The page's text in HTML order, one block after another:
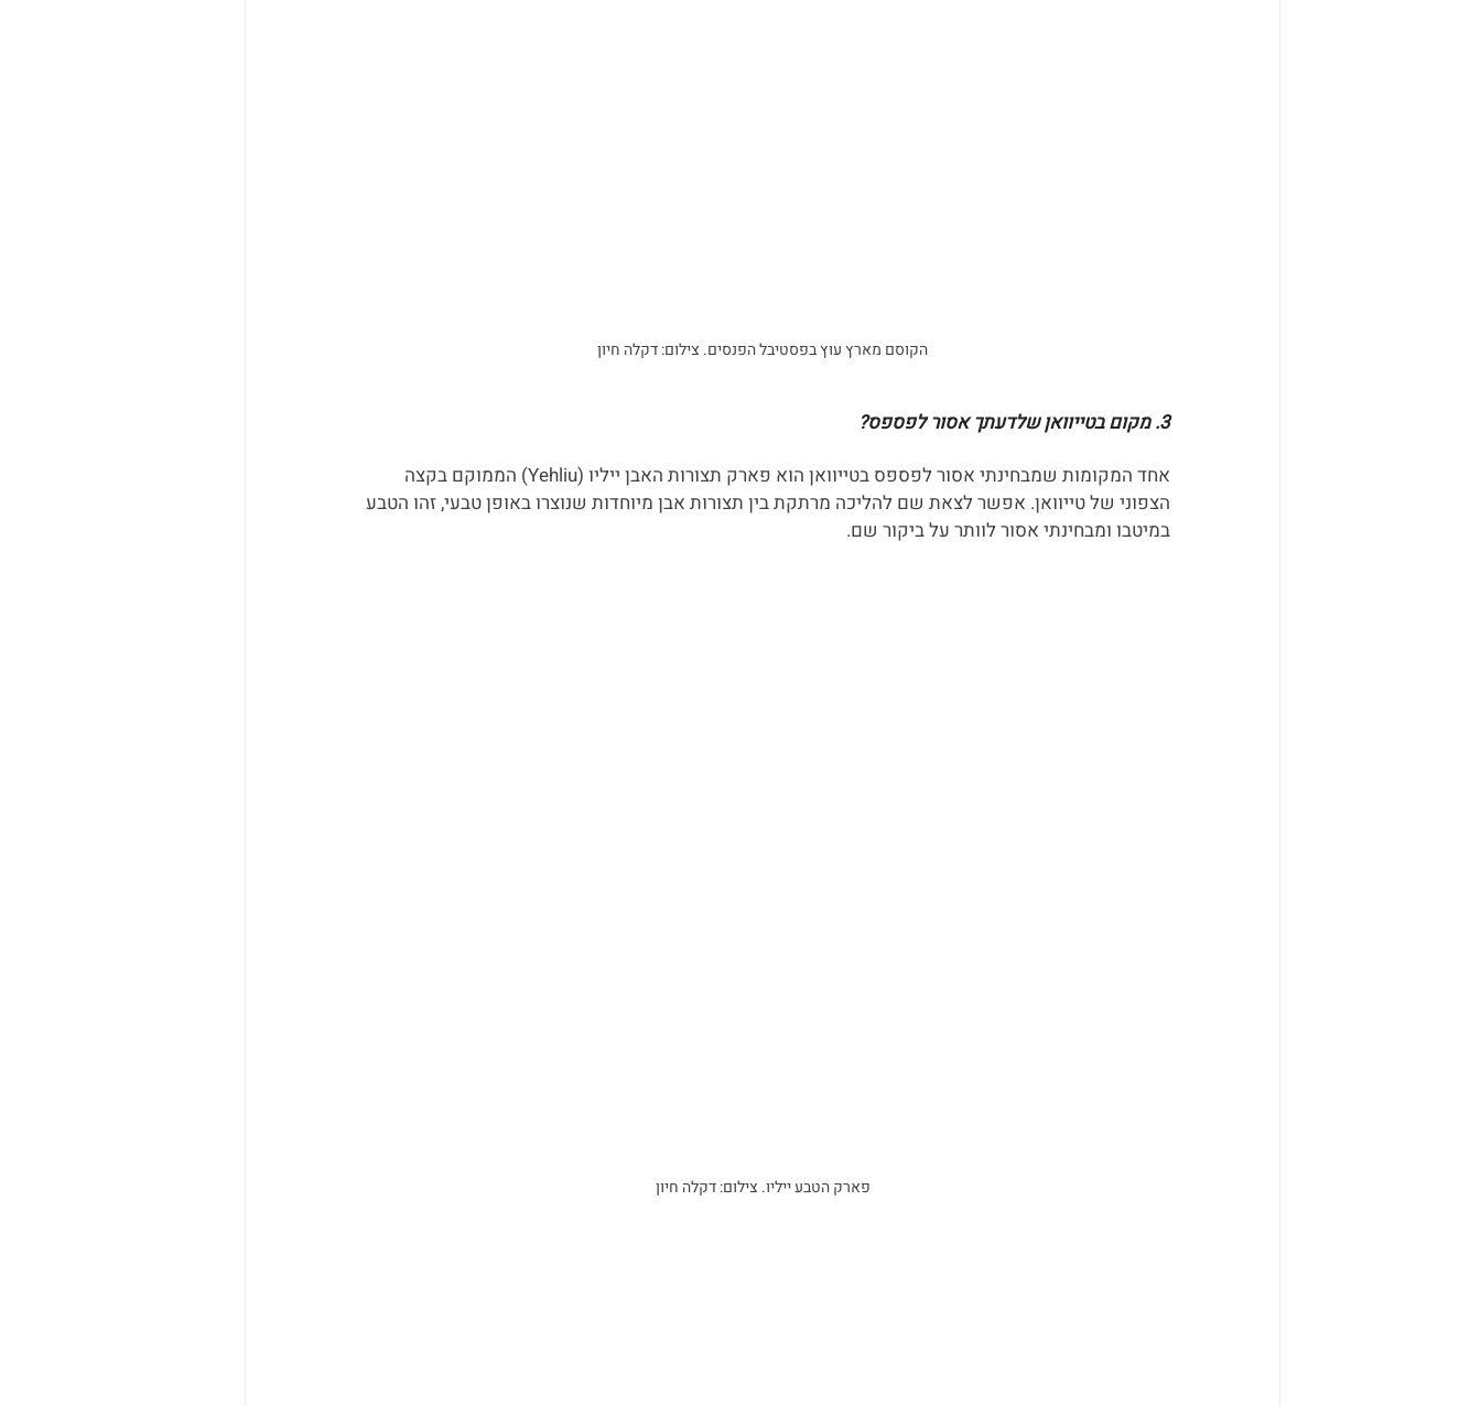
הקוסם מארץ עוץ בפסטיבל הפנסים. צילום: דקלה חיון
3. מקום בטייוואן שלדעתך אסור לפספס?
אחד המקומות שמבחינתי אסור לפספס בטייוואן הוא פארק תצורות האבן ייליו (Yehliu) הממוקם בקצה
הצפוני של טייוואן. אפשר לצאת שם להליכה מרתקת בין תצורות אבן מיוחדות שנוצרו באופן טבעי, זהו הטבע
במיטבו ומבחינתי אסור לוותר על ביקור שם.
פארק הטבע ייליו. צילום: דקלה חיון